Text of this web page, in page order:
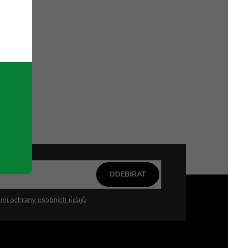
ochrany osobních údajů
ODEBÍRAT